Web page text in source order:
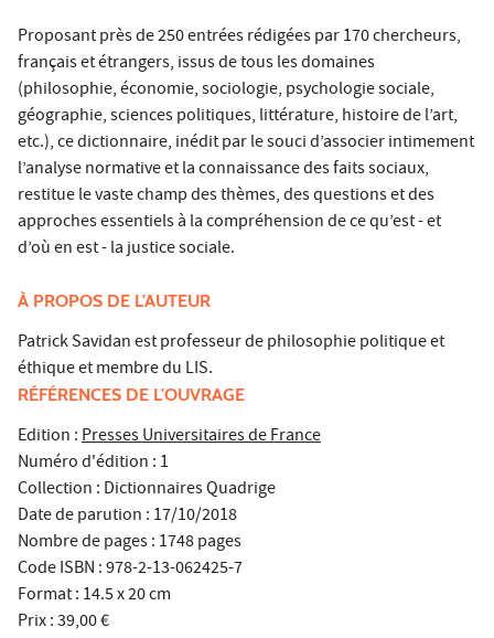
Proposant près de 250 entrées rédigées par 170 chercheurs,
français et étrangers, issus de tous les domaines
(philosophie, économie, sociologie, psychologie sociale,
géographie, sciences politiques, littérature, histoire de l’art,
etc.), ce dictionnaire, inédit par le souci d’associer intimement
l’analyse normative et la connaissance des faits sociaux,
restitue le vaste champ des thèmes, des questions et des
approches essentiels à la compréhension de ce qu’est - et
d’où en est - la justice sociale.
À PROPOS DE L'AUTEUR
Patrick Savidanest professeur de philosophie politique et
éthique et membre du LIS.
RÉFÉRENCES DE L'OUVRAGE
Edition :Presses Universitaires de France
Numéro d'édition : 1
Collection : Dictionnaires Quadrige
Date de parution : 17/10/2018
Nombre de pages : 1748 pages
Code ISBN : 978-2-13-062425-7
Format : 14.5 x 20 cm
Prix : 39,00 €